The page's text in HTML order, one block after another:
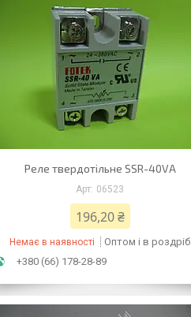
Реле твердотільне SSR-40VA
06523
196,20 ₴
Немає в наявності
Оптом і в роздріб
+380 (66) 178-28-89